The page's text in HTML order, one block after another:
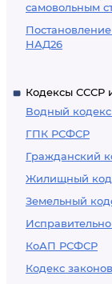
самовольным
НАД26
Кодексы СССР
Водный
ГПК РСФСР
Гражданский
Жилищный
Земельный
КоАП РСФСР
Кодекс